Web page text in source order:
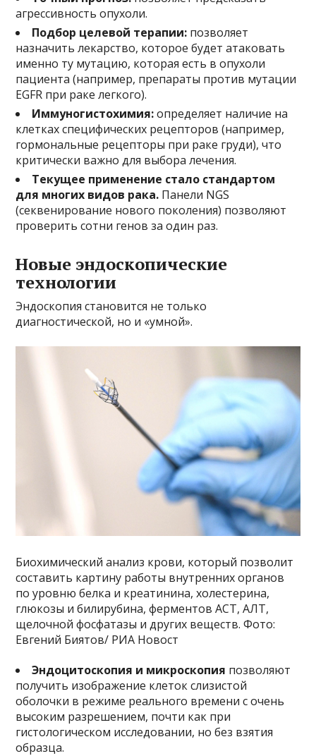
агрессивность опухоли.
Подбор целевой терапии: позволяет
назначить лекарство, которое будет атаковать
именно ту мутацию, которая есть в опухоли
пациента (например, препараты против мутации
EGFR при раке легкого).
Иммуногистохимия:определяет наличие на
клетках специфических рецепторов (например,
гормональные рецепторы при раке груди), что
критически важно для выбора лечения.
Текущее применение стало стандартом
для многих видов рака. Панели NGS
(секвенирование нового поколения) позволяют
проверить сотни генов за один раз.
Новые эндоскопические
технологии
Эндоскопия становится не только
диагностической, но и «умной».
Биохимический анализ крови, который позволит
составить картину работы внутренних органов
по уровню белка и креатинина, холестерина,
глюкозы и билирубина, ферментов АСТ, АЛТ,
щелочной фосфатазы и других веществ. Фото:
Евгений Биятов/ РИА Новост
Эндоцитоскопия и микроскопия позволяют
получить изображение клеток слизистой
оболочки в режиме реального времени с очень
высоким разрешением, почти как при
гистологическом исследовании, но без взятия
образца.